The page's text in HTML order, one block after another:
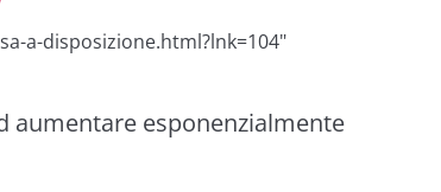
a-disposizione.html?lnk=104"
aumentare esponenzialmente